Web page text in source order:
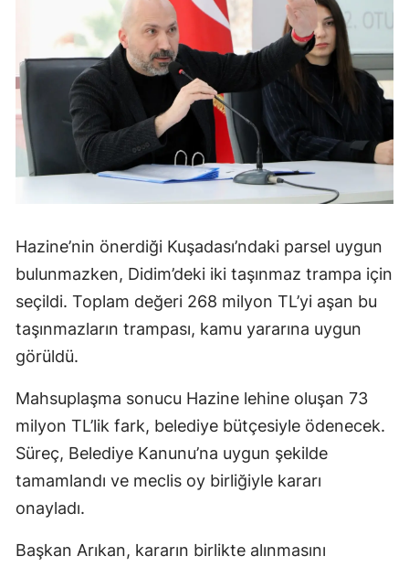
Hazine’nin önerdiği Kuşadası’ndaki parsel uygun
bulunmazken, Didim’deki iki taşınmaz trampa için
seçildi. Toplam değeri 268 milyon TL’yi aşan bu
taşınmazların trampası, kamu yararına uygun
görüldü.
Mahsuplaşma sonucu Hazine lehine oluşan 73
milyon TL’lik fark, belediye bütçesiyle ödenecek.
Süreç, Belediye Kanunu’na uygun şekilde
tamamlandı ve meclis oy birliğiyle kararı
onayladı.
Başkan Arıkan, kararın birlikte alınmasını